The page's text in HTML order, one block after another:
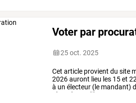
Voter par
25 oct. 2025
Cet article provient du site
2026auront lieu les 15et 22
à un électeur (le mandant)
place,
lorsqu’il